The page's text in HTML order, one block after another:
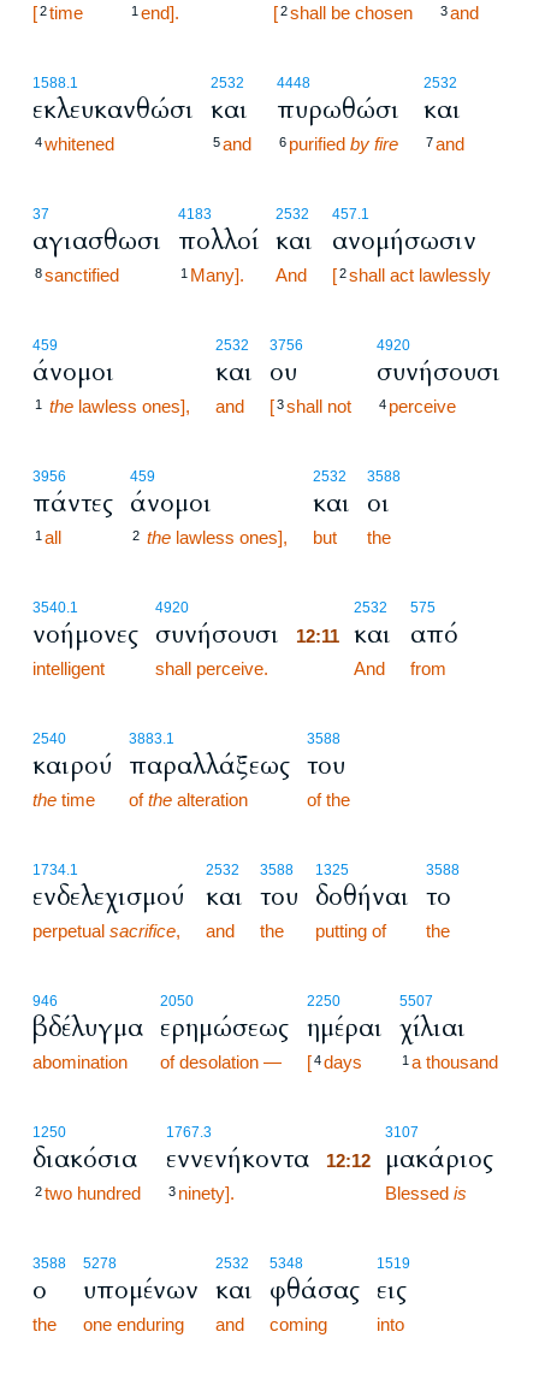
[2time 1 end]. [2shall be chosen 3and
1588.1
εκλευκανθώσι
4whitened
2532
και
5and
4448
πυρωθώσι
6 purified by fire
2532
και
7and
37
αγιασθωσι
8sanctified
4183
πολλοί
1 Many].
2532
και
And
457.1
ανομήσωσιν
[2shall act lawlessly
459
άνομοι
1 the lawless ones],
2532
και
and
3756
ου
[3shall not
4920
συνήσουσι
4 perceive
3956
πάντες
1 all
459
άνομοι
2 the lawless ones],
2532
και
but
3588
οι
the
3540.1
νοήμονες
intelligent
4920
συνήσουσι
shall perceive.
2532
12:11 και
And
575
από
from
2540
καιρού
the time
3883.1
παραλλάξεως
ofthe alteration
3588
του
of the
1734.1
ενδελεχισμού
perpetual sacrifice,
2532
και
and
3588
του
the
1325
δοθήναι
putting of
3588
το
the
946
βδέλυγμα
abomination
2050
ερημώσεως
of desolation —
2250
ημέραι
[4days
5507
χίλιαι
1 a thousand
1250
διακόσια
2two hundred
1767.3
εννενήκοντα
3 ninety].
3107
12:12 μακάριος
Blessed is
3588
ο
the
5278
υπομένων
one enduring
2532
και
and
5348
φθάσας
coming
1519
εις
into